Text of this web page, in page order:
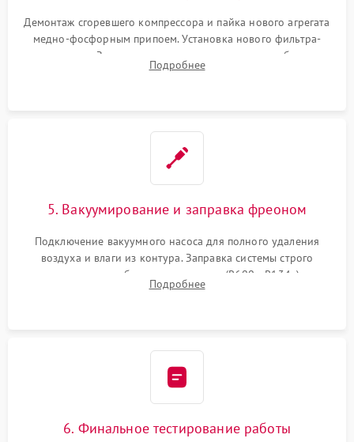
Демонтаж сгоревшего компрессора и пайка нового агрегата
медно-фосфорным припоем. Установка нового фильтра-
осушителя. Замена изношенных вентиляторов обдува,
сломанных заслонок или поврежденных дверных петель.
Подробнее
5. Вакуумирование и заправка фреоном
Подключение вакуумного насоса для полного удаления
воздуха и влаги из контура. Заправка системы строго
дозированным объемом хладагента (R600a, R134a) по
электронным весам. Контроль рабочего давления в системе.
Подробнее
6. Финальное тестирование работы